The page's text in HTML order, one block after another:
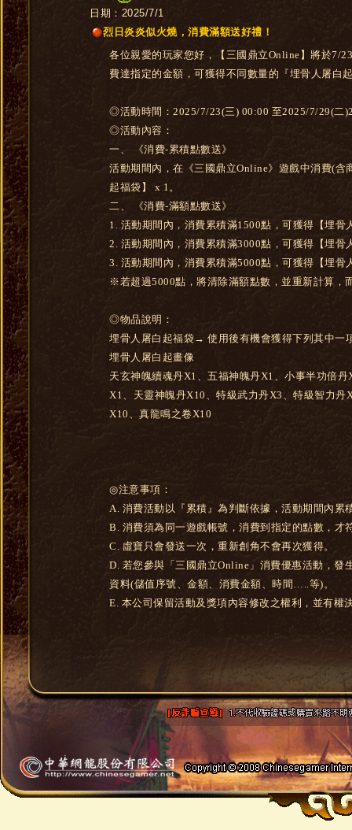
日期：2025/7/1
烈日炎炎似火燒，消費滿額送好禮！
各位親愛的玩家您好，【三國鼎立Online】將於7/
費達指定的金額，可獲得不同數量的『埋骨人屠白
◎活動時間：2025/7/23(三) 00:00 至2025/7/29(二
◎活動內容：
一、 《消費-累積點數送》
活動期間內，在《三國鼎立Online》遊戲中消費(
起福袋】 x 1。
二、 《消費-滿額點數送》
1. 活動期間內，消費累積滿1500點，可獲得【埋骨
2. 活動期間內，消費累積滿3000點，可獲得【埋骨
3. 活動期間內，消費累積滿5000點，可獲得【埋骨
※若超過5000點，將清除滿額點數，並重新計算，
◎物品說明：
埋骨人屠白起福袋→ 使用後有機會獲得下列其中一
埋骨人屠白起畫像
天玄神魄續魂丹X1、五福神魄丹X1、小事半功倍
X1、天靈神魄丹X10、特級武力丹X3、特級智力
X10、真龍鳴之卷X10
◎注意事項：
A. 消費活動以『累積』為判斷依據，活動期間內累
B. 消費須為同一遊戲帳號，消費到指定的點數，才
C. 虛寶只會發送一次，重新創角不會再次獲得。
D. 若您參與「三國鼎立Online」消費優惠活動，
資料(儲值序號、金額、消費金額、時間…..等)。
E. 本公司保留活動及獎項內容修改之權利，並有